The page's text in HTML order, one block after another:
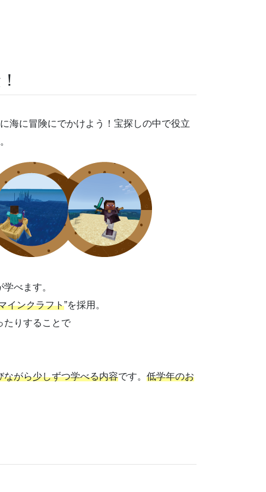
海に冒険にでかけよう！宝探しの中で役立
べます。
インクラフト”を採用。
たりすることで
ながら少しずつ学べる内容です。 低学年のお